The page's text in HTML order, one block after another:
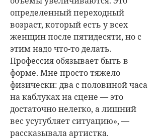
определенный переходный
возраст, который есть у всех
женщин после пятидесяти, но с
этим надо что-то делать.
Профессия обязывает быть в
форме. Мне просто тяжело
физически: два с половиной часа
на каблуках на сцене — это
достаточно нелегко, а лишний
вес усугубляет ситуацию», —
рассказывала артистка.